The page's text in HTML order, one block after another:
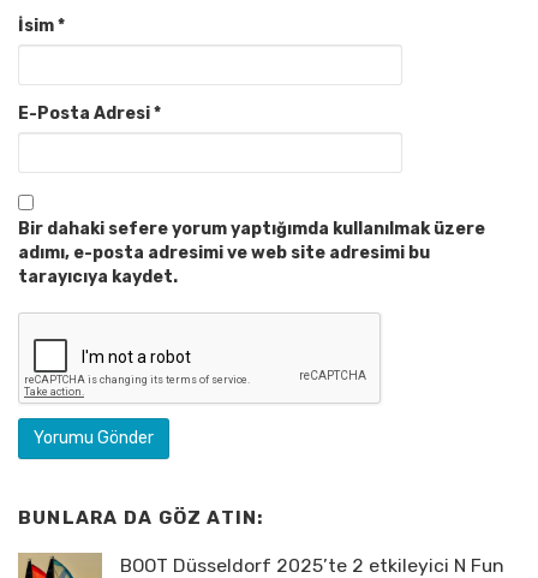
İsim*
E-Posta Adresi*
Bir dahaki sefere yorum yaptığımda kullanılmak üzere
adımı, e-posta adresimi ve web site adresimi bu
tarayıcıya kaydet.
BUNLARA DA GÖZ ATIN:
BOOT Düsseldorf 2025’te 2 etkileyici N Fun